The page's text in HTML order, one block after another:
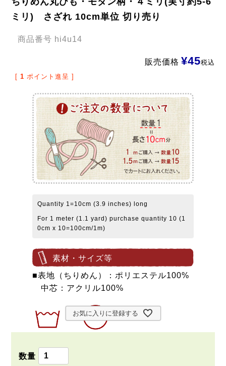
ミリ) さざれ 10cm単位 切り売り
商品番号 hi4u14
販売価格 ¥45税込
[ 1 ポイント進呈 ]
Quantity 1=10cm (3.9 inches) long
For 1 meter (1.1 yard) purchase quantity 10 (1
0cm x 10=100cm/1m)
素材・サイズ等
■表地（ちりめん）：ポリエステル100%
中芯：アクリル100%
お気に入りに登録する